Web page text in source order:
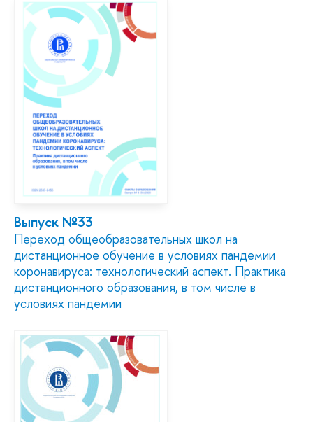
Выпуск №33
Переход общеобразовательных школ на
дистанционное обучение в условиях пандемии
коронавируса: технологический аспект. Практика
дистанционного образования, в том числе в
условиях пандемии